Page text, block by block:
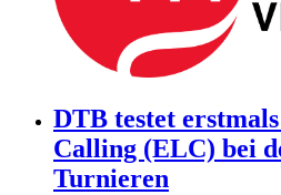
DTB testet
Calling (ELC) bei
Turnieren